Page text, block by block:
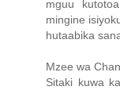
mguu
mingine
hutaabika
Mzee wa
Sitaki kuwa